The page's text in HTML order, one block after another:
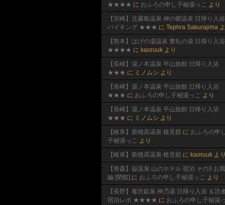
★★★★ に おふろの申し子秘湯っこ より
【宮崎】北霧島温泉 神の郷温泉 日帰り入
バイキング ★★★ に Tephra Sakurajima
【熊本】はげの湯温泉 豊礼の湯 日帰り入浴
★★★★ に kaoruuk より
【長崎】湯ノ本温泉 平山旅館 日帰り入浴
★★★ に ミノムシ より
【長崎】湯ノ本温泉 平山旅館 日帰り入浴
★★★ に おふろの申し子秘湯っこ より
【長崎】湯ノ本温泉 平山旅館 日帰り入浴
★★★ に ミノムシ より
【岐阜】新穂高温泉 槍見舘 に おふろの申し
子秘湯っこ より
【岐阜】新穂高温泉 槍見舘 に kaoruuk より
【青森】嶽温泉 山のホテル 宿泊 その3 お
編 [閉館] に おふろの申し子秘湯っこ より
【長野】毒沢鉱泉 神乃湯 日帰り入浴 ＆読
宿泊レポ ★★★★ に おふろの申し子秘湯っ